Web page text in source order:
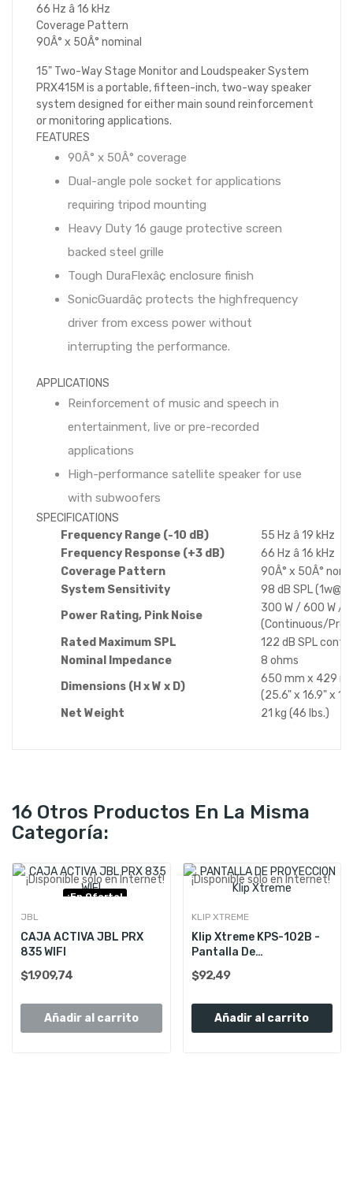
66 Hz â 16 kHz
Coverage Pattern
90Â° x 50Â° nominal
15" Two-Way Stage Monitor and Loudspeaker System
PRX415M is a portable, fifteen-inch, two-way speaker
system designed for either main sound reinforcement
or monitoring applications.
FEATURES
90Â° x 50Â° coverage
Dual-angle pole socket for applications
requiring tripod mounting
Heavy Duty 16 gauge protective screen
backed steel grille
Tough DuraFlexâ¢ enclosure finish
SonicGuardâ¢ protects the highfrequency
driver from excess power without
interrupting the performance.
APPLICATIONS
Reinforcement of music and speech in
entertainment, live or pre-recorded
applications
High-performance satellite speaker for use
with subwoofers
SPECIFICATIONS
Frequency Range (-10 dB)
55 Hz â 19 kHz
Frequency Response (+3 dB)
66 Hz â 16 kHz
Coverage Pattern
90Â° x 50Â°
System Sensitivity
98 dB SPL
Power Rating, Pink Noise
300 W / 600 W /
(Continuous/
Rated Maximum SPL
122 dB SPL cont.
Nominal Impedance
8 ohms
Dimensions (H x W x D)
650 mm x 429
(25.6" x 16.9" x
Net Weight
21 kg (46 lbs.)
16 Otros Productos En La Misma
Categoría:
¡Disponible sólo en Internet!
¡En Oferta!
JBL
CAJA ACTIVA JBL PRX
835 WIFI
$1.909,74
Añadir al carrito
¡Disponible sólo en Internet!
KLIP XTREME
Klip Xtreme KPS-102B -
Pantalla De
$92,49
Añadir al carrito